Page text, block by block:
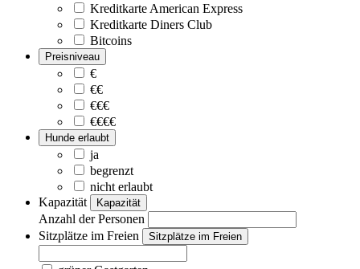
Kreditkarte American Express
Kreditkarte Diners Club
Bitcoins
Preisniveau
€
€€
€€€
€€€€
Hunde erlaubt
ja
begrenzt
nicht erlaubt
Kapazität
Kapazität
Anzahl der Personen
Sitzplätze im Freien
Sitzplätze im Freien